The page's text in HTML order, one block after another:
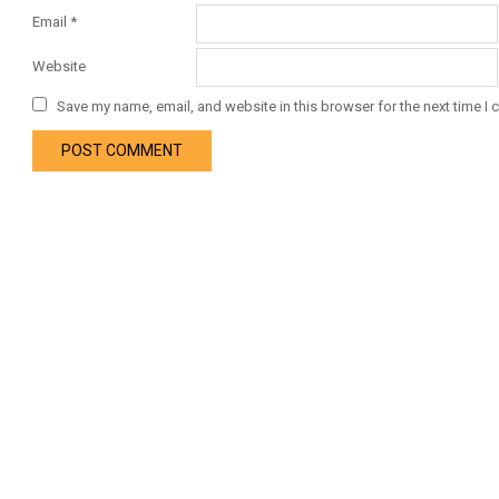
Email *
Website
Save my name, email, and website in this browser for the next time I